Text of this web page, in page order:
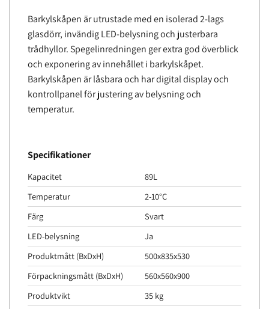
Barkylskåpen är utrustade med en isolerad 2-lags
glasdörr, invändig LED-belysning och justerbara
trådhyllor. Spegelinredningen ger extra god överblick
och exponering av innehållet i barkylskåpet.
Barkylskåpen är låsbara och har digital display och
kontrollpanel för justering av belysning och
temperatur.
Specifikationer
Kapacitet
89L
Temperatur
2-10°C
Färg
Svart
LED-belysning
Ja
Produktmått (BxDxH)
500x835x530
Förpackningsmått (BxDxH)
560x560x900
Produktvikt
35 kg